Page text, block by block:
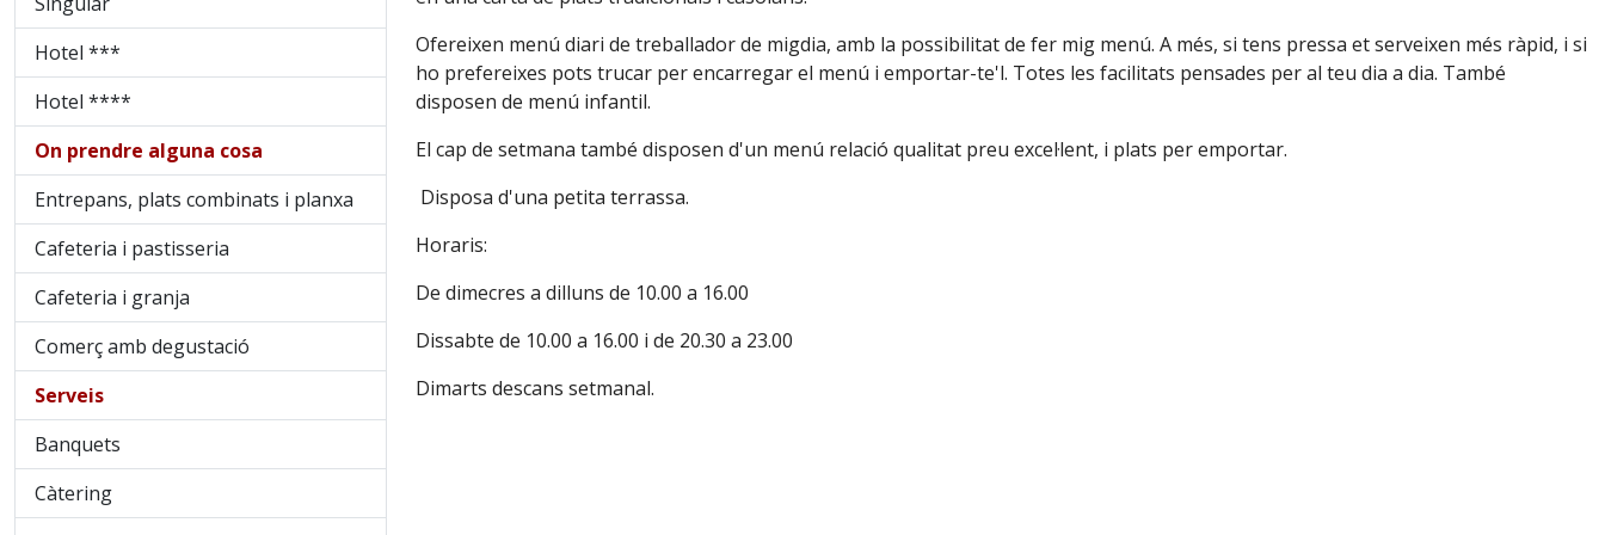
Hotel ***
Hotel ****
On prendre alguna cosa
Entrepans, plats combinats i planxa
Cafeteria i pastisseria
Cafeteria i granja
Comerç amb degustació
Serveis
Banquets
Càtering
Ofereixen menú diari de treballador de migdia, amb la possibilitat de fer mig menú. A més, si tens pressa et serveixen més ràpid, i si
ho prefereixes pots trucar per encarregar el menú i emportar-te'l. Totes les facilitats pensades per al teu dia a dia. També
disposen de menú infantil.
El cap de setmana també disposen d'un menú relació qualitat preu excel·lent, i plats per emportar.
Disposa d'una petita terrassa.
Horaris:
De dimecres a dilluns de 10.00 a 16.00
Dissabte de 10.00 a 16.00 i de 20.30 a 23.00
Dimarts descans setmanal.